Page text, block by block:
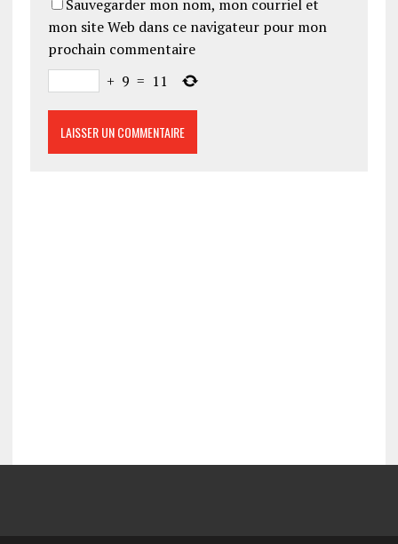
Sauvegarder mon nom, mon courriel et
mon site Web dans ce navigateur pour mon
prochain commentaire
+ 9 = 11